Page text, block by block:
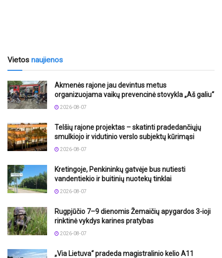
Vietos naujienos
Akmenės rajone jau devintus metus
organizuojama vaikų prevencinė stovykla „Aš galiu“
2026-08-07
Telšių rajone projektas – skatinti pradedančiųjų
smulkiojo ir vidutinio verslo subjektų kūrimąsi
2026-08-07
Kretingoje, Penkininkų gatvėje bus nutiesti
vandentiekio ir buitinių nuotekų tinklai
2026-08-07
Rugpjūčio 7–9 dienomis Žemaičių apygardos 3-ioji
rinktinė vykdys karines pratybas
2026-08-07
„Via Lietuva“ pradeda magistralinio kelio A11